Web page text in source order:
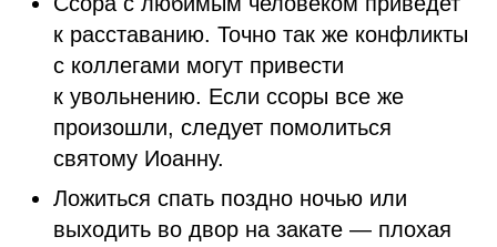
к расставанию. Точно так же конфликты
с коллегами могут привести
к увольнению. Если ссоры все же
произошли, следует помолиться
святому Иоанну.
Ложиться спать поздно ночью или
выходить во двор на закате — плохая